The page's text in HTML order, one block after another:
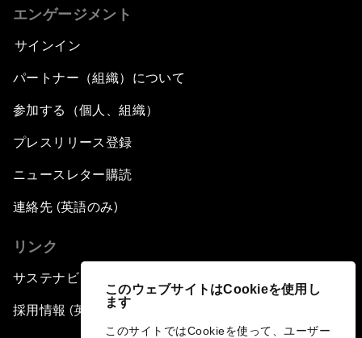
このウェブサイトはCookieを使用し
ます
このサイトではCookieを使って、ユーザー
エンゲージメント
サインイン
パートナー（組織）について
参加する（個人、組織）
プレスリリース登録
ニュースレター購読
連絡先 (英語のみ)
リンク
サステナビリティへの取り組み
採用情報 (英語のみ)